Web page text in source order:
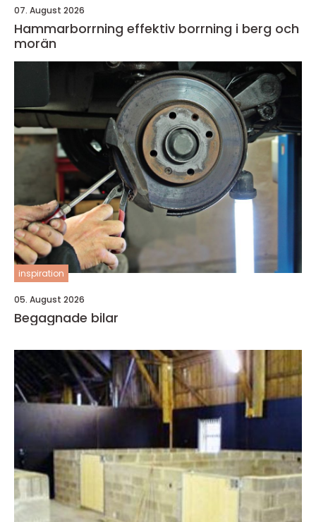
07. August 2026
Hammarborrning effektiv borrning i berg och
morän
inspiration
05. August 2026
Begagnade bilar